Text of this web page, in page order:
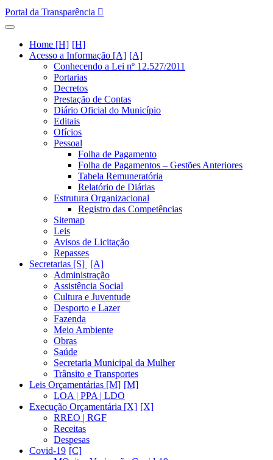
Portal da Transparência
Home [H]
Acesso a Informação [A]
Conhecendo a Lei nº 12.527/2011
Portarias
Decretos
Prestação de Contas
Diário Oficial do Município
Editais
Ofícios
Pessoal
Folha de Pagamento
Folha de Pagamentos – Gestões Anteriores
Tabela Remuneratória
Relatório de Diárias
Estrutura Organizacional
Registro das Competências
Sitemap
Leis
Avisos de Licitação
Repasses
Secretarias [S]
Administração
Assistência Social
Cultura e Juventude
Desporto e Lazer
Fazenda
Meio Ambiente
Obras
Saúde
Secretaria Municipal da Mulher
Trânsito e Transportes
Leis Orçamentárias [M]
LOA | PPA | LDO
Execução Orçamentária [X]
RREO | RGF
Receitas
Despesas
Covid-19